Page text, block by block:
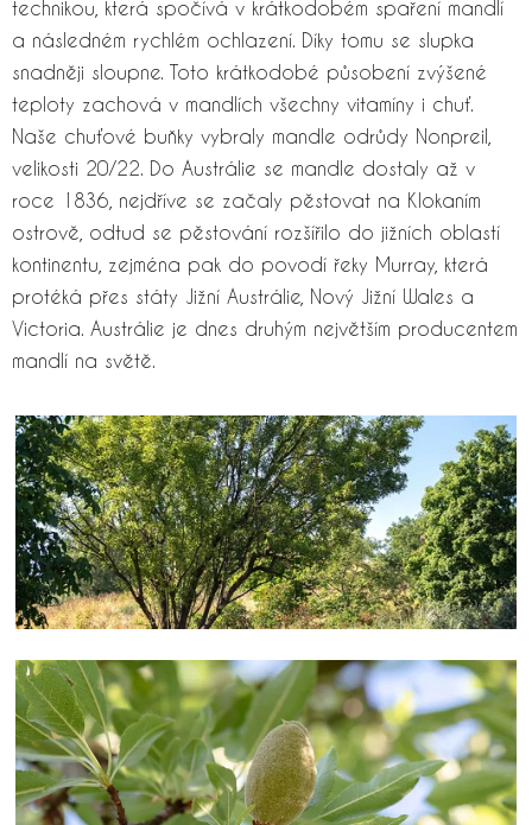
technikou, která spočívá v krátkodobém spaření mandlí
a následném rychlém ochlazení. Díky tomu se slupka
snadněji sloupne. Toto krátkodobé působení zvýšené
teploty zachová v mandlích všechny vitamíny i chuť.
Naše chuťové buňky vybraly mandle odrůdy Nonpreil,
velikosti 20/22. Do Austrálie se mandle dostaly až v
roce 1836, nejdříve se začaly pěstovat na Klokaním
ostrově, odtud se pěstování rozšířilo do jižních oblastí
kontinentu, zejména pak do povodí řeky Murray, která
protéká přes státy Jižní Austrálie, Nový Jižní Wales a
Victoria. Austrálie je dnes druhým největším producentem
mandlí na světě.